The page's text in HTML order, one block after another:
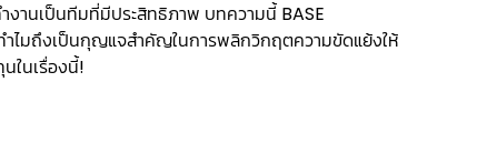
านเป็นทีมที่มีประสิทธิภาพ บทความนี้ BASE
ำไมถึงเป็นกุญแจสำคัญในการพลิกวิกฤตความขัดแย้งให้
ในเรื่องนี้!